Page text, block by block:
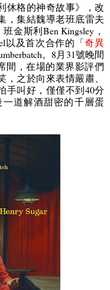
休格的神奇故事》，改
，集結魏導老班底雷夫
班金斯利Ben Kingsley ，
以及首次合作的「奇異
。 8月31號晚間
間，在場的業界影評們
之於向來表情嚴肅、
手叫好，僅僅不到40分
道解酒甜密的千層蛋